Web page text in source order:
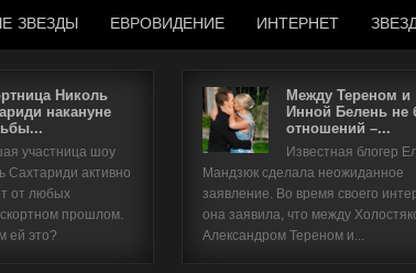
ЗВЕЗДЫ ЕВРОВИДЕНИЕ ИНТЕРНЕТ
Николь
накануне
участница шоу
Сахтариди активно
от любых
прошлом.
ей это?
Между Тереном и
Инной Белень не
отношений –...
Известная блогер
Мандзюк сделала неожиданное
заявление. Во время своего
она заявила, что между
Александром Тереном и...
Имя пользователя